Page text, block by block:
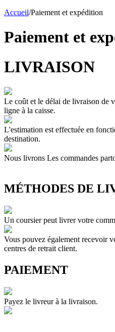
Accueil/Paiement et expédition
Paiement et
LIVRAISON
Le coût et le délai de livraison de
ligne à la caisse.
L'estimation est effectuée en
destination.
Nous livrons Les commandes
MÉTHODES DE
Un coursier peut livrer votre
Vous pouvez également recevoir
centres de retrait client.
PAIEMENT
Payez le livreur à la livraison.